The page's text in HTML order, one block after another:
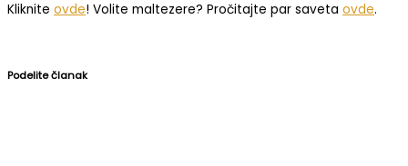
Kliknite ovde! Volite maltezere? Pročitajte par saveta ovde.
Podelite članak